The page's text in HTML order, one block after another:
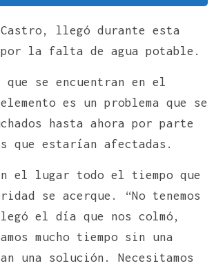
llegó durante esta
por la falta de agua potable.
se encuentran en el
es un problema que se
hasta ahora por parte
que estarían afectadas.
el lugar todo el tiempo que
se acerque. “No tenemos
el día que nos colmó,
mucho tiempo sin una
una solución. Necesitamos